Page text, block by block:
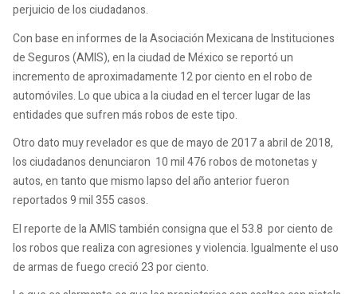
perjuicio de los ciudadanos.
Con base en informes de la Asociación Mexicana de Instituciones
de Seguros (AMIS), en la ciudad de México se reportó un
incremento de aproximadamente 12 por ciento en el robo de
automóviles. Lo que ubica a la ciudad en el tercer lugar de las
entidades que sufren más robos de este tipo.
Otro dato muy revelador es que de mayo de 2017 a abril de 2018,
los ciudadanos denunciaron 10 mil 476 robos de motonetas y
autos, en tanto que mismo lapso del año anterior fueron
reportados 9 mil 355 casos.
El reporte de la AMIS también consigna que el 53.8 por ciento de
los robos que realiza con agresiones y violencia. Igualmente el uso
de armas de fuego creció 23 por ciento.